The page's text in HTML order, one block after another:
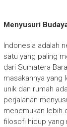
Menyusuri
Indonesia adalah
satu yang paling
dari Sumatera
masakannya yang
unik dan rumah
perjalanan
menemukan lebih
filosofi hidup yang